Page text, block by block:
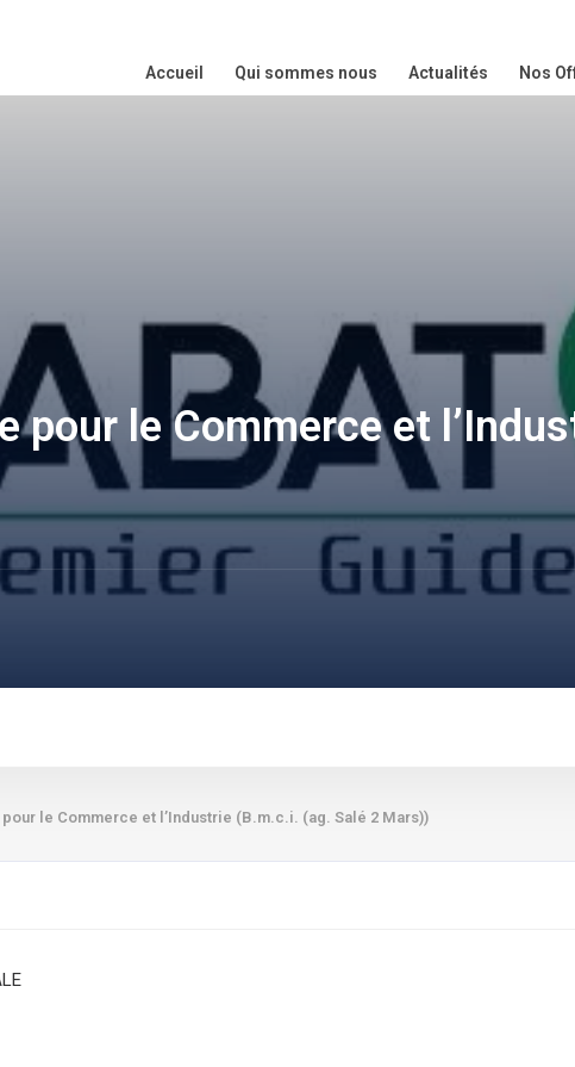
Accueil Qui sommes nous Actualités Nos
pour le Commerce et
le Commerce et l’Industrie (B.m.c.i. (ag. Salé 2 Mars))